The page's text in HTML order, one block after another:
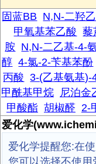
固蓝BB N,N-二羟
甲氧基苯乙酸 藜
胺 N,N-二乙基-4-
醇 4-氯-2-苄基苯酚
丙酸 3-(乙基氨基)-
甲酰基甲烷 尼泊金
甲酸酯 胡椒醛 2-
爱化学
爱化学提醒您:在
您可以选择不使